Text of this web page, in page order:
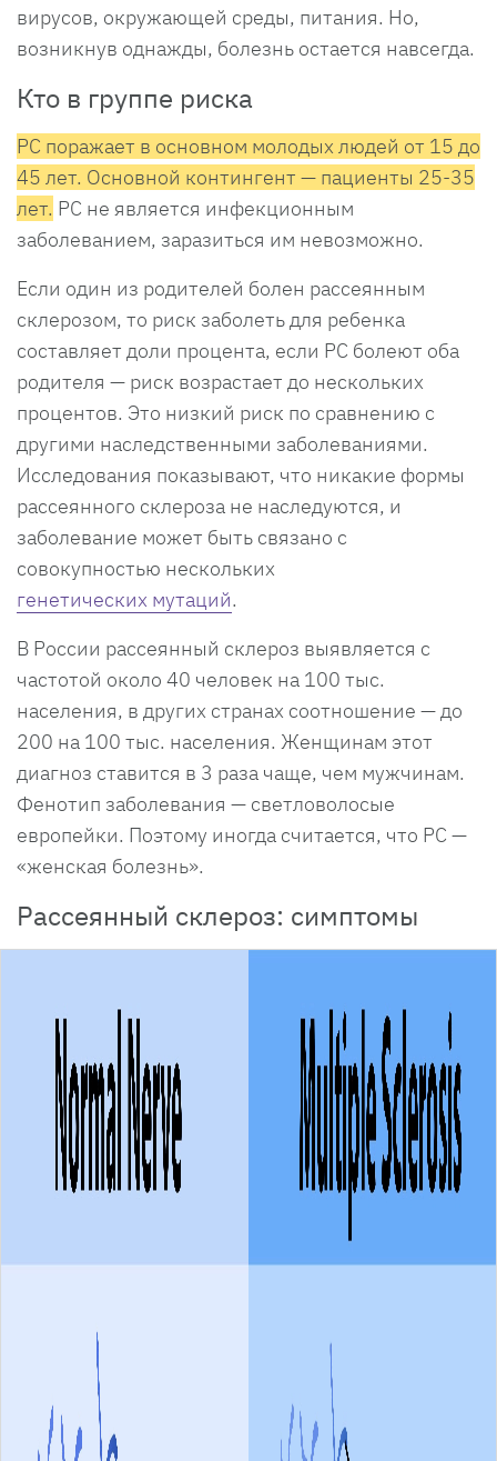
вирусов, окружающей среды, питания. Но,
возникнув однажды, болезнь остается навсегда.
Кто в группе риска
РС поражает в основном молодых людей от 15 до
45 лет. Основной контингент — пациенты 25-35
лет. РС не является инфекционным
заболеванием, заразиться им невозможно.
Если один из родителей болен рассеянным
склерозом, то риск заболеть для ребенка
составляет доли процента, если РС болеют оба
родителя — риск возрастает до нескольких
процентов. Это низкий риск по сравнению с
другими наследственными заболеваниями.
Исследования показывают, что никакие формы
рассеянного склероза не наследуются, и
заболевание может быть связано с
совокупностью нескольких
генетических мутаций.
В России рассеянный склероз выявляется с
частотой около 40 человек на 100 тыс.
населения, в других странах соотношение — до
200 на 100 тыс. населения. Женщинам этот
диагноз ставится в 3 раза чаще, чем мужчинам.
Фенотип заболевания — светловолосые
европейки. Поэтому иногда считается, что РС —
«женская болезнь».
Рассеянный склероз: симптомы